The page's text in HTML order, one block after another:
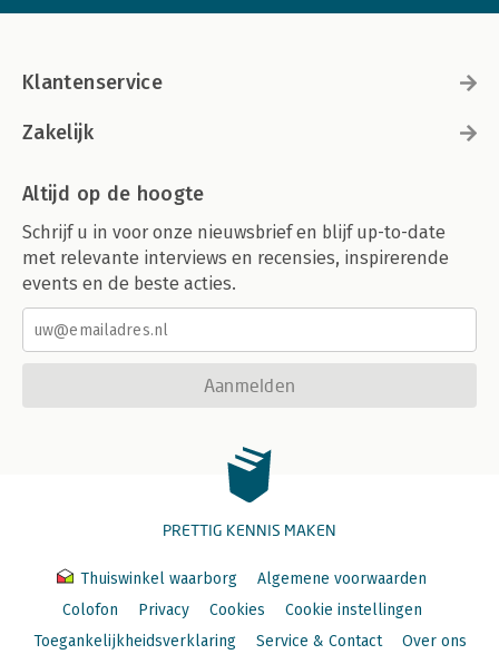
Klantenservice
Zakelijk
Altijd op de hoogte
Schrijf u in voor onze nieuwsbrief en blijf up-to-date
met relevante interviews en recensies, inspirerende
events en de beste acties.
Aanmelden
PRETTIG KENNIS MAKEN
Thuiswinkel waarborg
Algemene voorwaarden
Colofon
Privacy Cookies
Cookie instellingen
Toegankelijkheidsverklaring
Service & Contact Over ons